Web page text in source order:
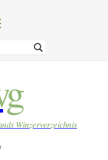
Winzerverzeichnis